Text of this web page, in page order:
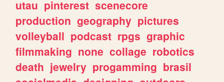
utau pinterest scenecore
production geography pictures
volleyball podcast rpgs graphic
filmmaking none collage robotics
death jewelry progamming brasil